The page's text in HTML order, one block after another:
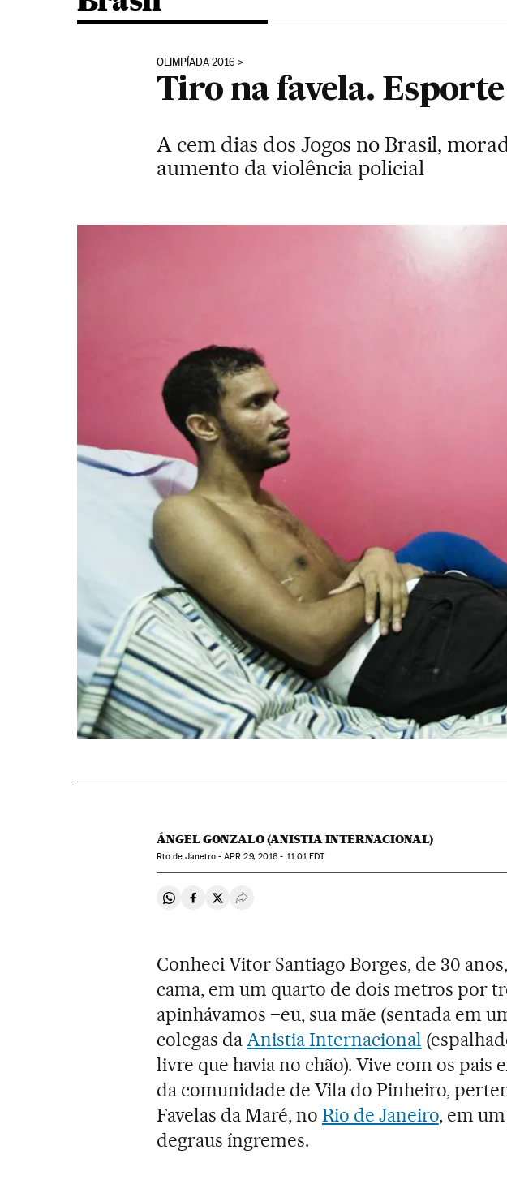
OLIMPÍADA 2016
Tiro na favela.
A cem dias dos Jogos no Brasil,
aumento da violência policial
ÁNGEL GONZALO (ANISTIA INTERNACIONAL)
Rio de Janeiro -APR 29, 2016 - 11:01EDT
Compartir en Whatsapp
Compartir en Facebook
Compartir en Twitter
Desplegar Redes Sociales
Conheci Vitor Santiago Borges, de 30
cama, em um quarto de dois metros por
apinhávamos –eu, sua mãe (sentada em
colegas daAnistia Internacional
livre que havia no chão). Vive com os pais
da comunidade de Vila do Pinheiro,
Favelas da Maré, no Rio de Janeiro, em
degraus íngremes.